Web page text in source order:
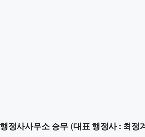
행정사사무소 승무 (대표 행정사 : 최정